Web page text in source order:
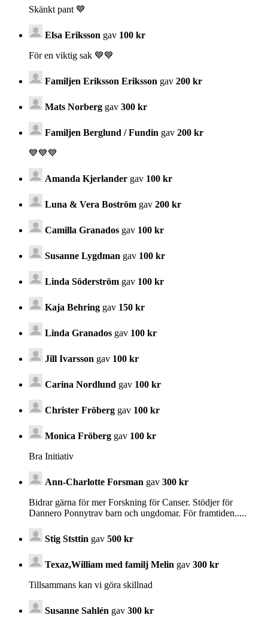
Skänkt pant 💙
Elsa Eriksson gav 100 kr
För en viktig sak 💙💙
Familjen Eriksson Eriksson gav 200 kr
Mats Norberg gav 300 kr
Familjen Berglund / Fundin gav 200 kr
💙💙💙
Amanda Kjerlander gav 100 kr
Luna & Vera Boström gav 200 kr
Camilla Granados gav 100 kr
Susanne Lygdman gav 100 kr
Linda Söderström gav 100 kr
Kaja Behring gav 150 kr
Linda Granados gav 100 kr
Jill Ivarsson gav 100 kr
Carina Nordlund gav 100 kr
Christer Fröberg gav 100 kr
Monica Fröberg gav 100 kr
Bra Initiativ
Ann-Charlotte Forsman gav 300 kr
Bidrar gärna för mer Forskning för Canser. Stödjer för
Dannero Ponnytrav barn och ungdomar. För framtiden.....
Stig Ststtin gav 500 kr
Texaz,William med familj Melin gav 300 kr
Tillsammans kan vi göra skillnad
Susanne Sahlén gav 300 kr